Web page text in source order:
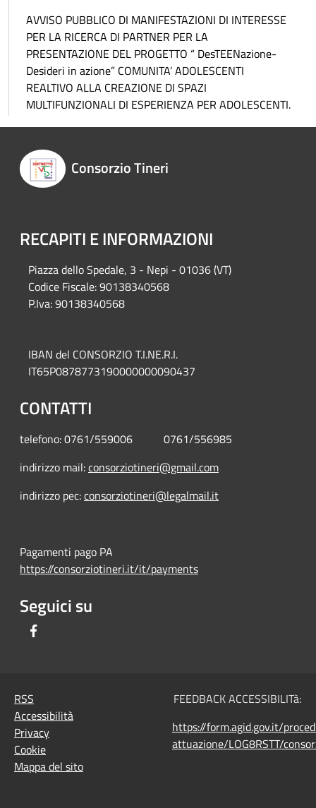
AVVISO PUBBLICO DI MANIFESTAZIONI DI INTERESSE
PER LA RICERCA DI PARTNER PER LA
PRESENTAZIONE DEL PROGETTO “ DesTEENazione-
Desideri in azione” COMUNITA’ ADOLESCENTI
REALTIVO ALLA CREAZIONE DI SPAZI
MULTIFUNZIONALI DI ESPERIENZA PER ADOLESCENTI.
Consorzio Tineri
RECAPITI E INFORMAZIONI
Piazza dello Spedale, 3 - Nepi - 01036 (VT)
Codice Fiscale: 90138340568
P.Iva: 90138340568
IBAN del CONSORZIO T.I.NE.R.I.
IT65P0878773190000000090437
CONTATTI
telefono: 0761/559006 0761/556985
indirizzo mail:consorziotineri@gmail.com
indirizzo pec:consorziotineri@legalmail.it
Pagamenti pago PA
https://consorziotineri.it/it/payments
Seguici su
RSS
Accessibilità
Privacy
Cookie
Mappa del sito
FEEDBACK ACCESSIBILITà:
https://form.agid.gov.it/
attuazione/LOG8RSTT/